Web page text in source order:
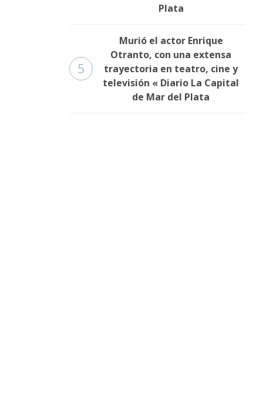
Plata
5
Murió el actor Enrique
Otranto, con una extensa
trayectoria en teatro, cine y
televisión « Diario La Capital
de Mar del Plata